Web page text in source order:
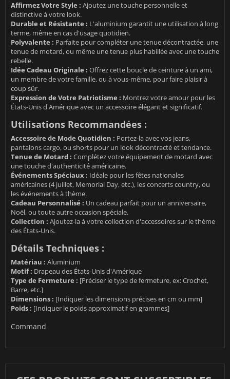
Affirmez Votre Style : Ajoutez une touche personnelle et
distinctive à votre look.
Durable et Résistante : L'aluminium garantit une utilisation à long
terme, même en cas d'usage quotidien.
Polyvalente : Parfaite pour compléter une tenue décontractée, une
tenue de motard, ou même une tenue plus habillée avec une touche
rebelle.
Idée Cadeau Originale : Offrez cette boucle de ceinture à un ami,
un membre de votre famille, ou à vous-même, pour faire plaisir à
coup sûr.
Expression de Votre Patriotisme : Montrez votre amour pour les
États-Unis d'Amérique avec un accessoire élégant et significatif.
Utilisations Recommandées :
Accessoire de Mode Quotidien : Portez-la avec vos jeans,
pantalons cargo, ou shorts pour un look décontracté et tendance.
Tenue de Motard : Complétez votre équipement de motard avec
une touche d'authenticité américaine.
Événements Spéciaux : Idéale pour les fêtes nationales
américaines (4 juillet, Memorial Day, etc.), les concerts country, ou
les événements à thème.
Cadeau Personnalisé : Un cadeau parfait pour un anniversaire,
Noël, ou toute autre occasion spéciale.
Collection : Ajoutez-la à votre collection d'accessoires sur le thème
des États-Unis.
Détails Techniques :
Matériau : Aluminium
Motif : Drapeau des États-Unis d'Amérique
Type de Fermeture : [Préciser le type de fermeture, ex: Crochet,
Barre, etc.]
Dimensions : [Indiquer les dimensions précises en cm ou mm]
Poids : [Indiquer le poids approximatif en grammes]
Command